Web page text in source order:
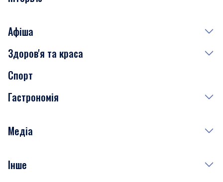
Афіша
Сьогодні
Завтра
Субота
Здоров'я та краса
Медицина
Краса
Спорт
Гастрономія
Рецепти
Медіа
Фото
Інше